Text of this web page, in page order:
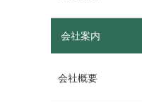
会社案内
会社概要